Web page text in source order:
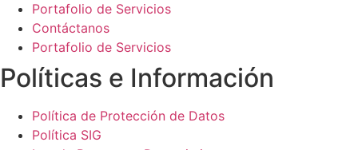
Portafolio de Servicios
Contáctanos
Portafolio de Servicios
Políticas e Información
Política de Protección de Datos
Política SIG